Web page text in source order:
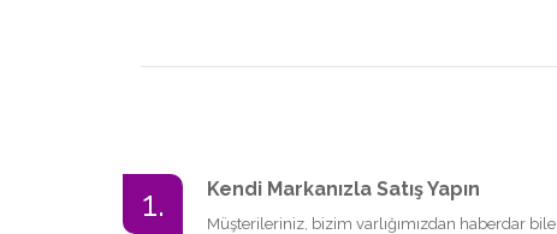
1. Kendi Markanızla Satış Yapın
Müşterileriniz, bizim varlığımızdan haberdar bile